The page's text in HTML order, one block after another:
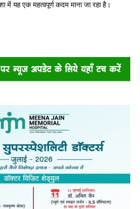
में यह एक महत्वपूर्ण कदम माना जा रहा है।